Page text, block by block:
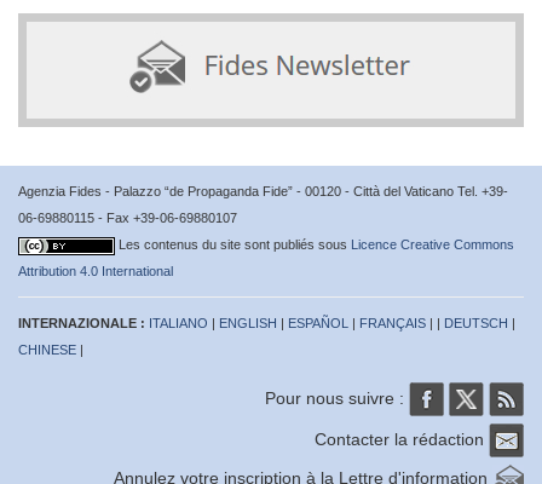
Agenzia Fides - Palazzo “de Propaganda Fide” - 00120 - Città del Vaticano Tel. +39-
06-69880115 - Fax +39-06-69880107
Les contenus du site sont publiés sous Licence Creative Commons
Attribution 4.0 International
INTERNAZIONALE : ITALIANO | ENGLISH | ESPAÑOL | FRANÇAIS | | DEUTSCH |
CHINESE |
Pour nous suivre :
Contacter la rédaction
Annulez votre inscription à la Lettre d'information